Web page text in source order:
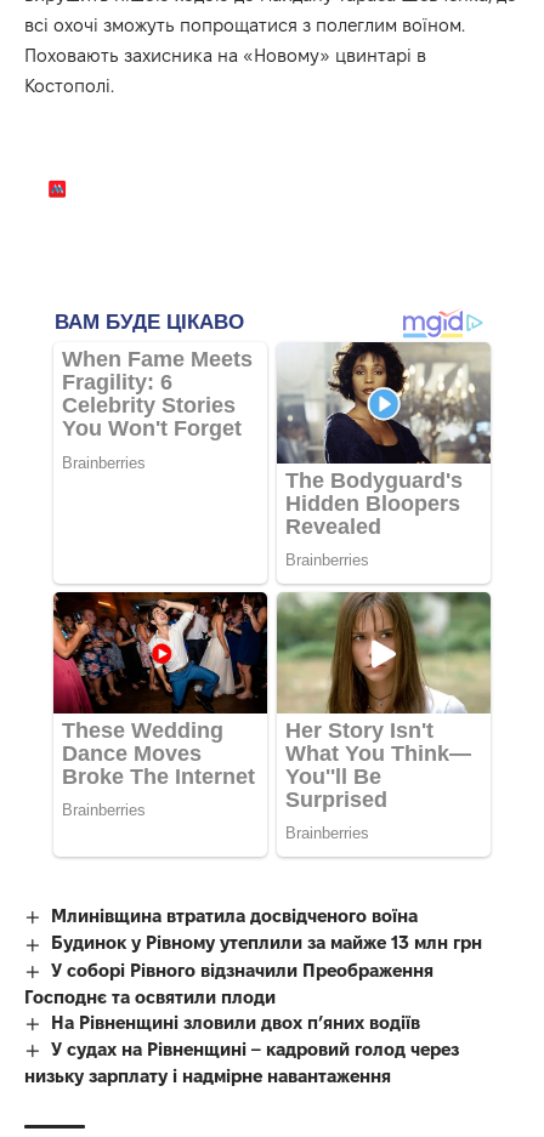
всі охочі зможуть попрощатися з полеглим воїном.
Поховають захисника на «Новому» цвинтарі в
Костополі.
Млинівщина втратила досвідченого воїна
Будинок у Рівному утеплили за майже 13 млн грн
У соборі Рівного відзначили Преображення
Господнє та освятили плоди
На Рівненщині зловили двох п’яних водіїв
У судах на Рівненщині – кадровий голод через
низьку зарплату і надмірне навантаження